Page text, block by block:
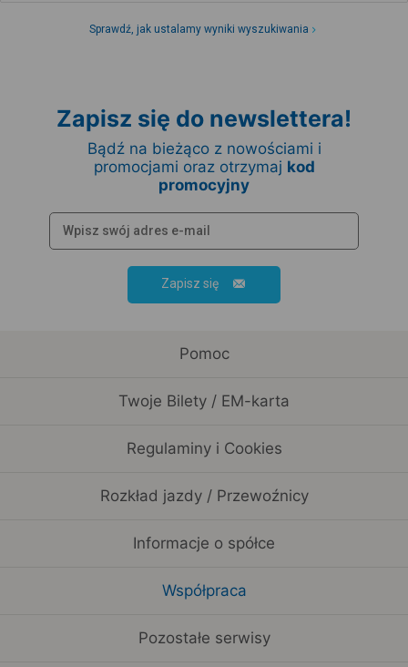
Sprawdź, jak ustalamy wyniki wyszukiwania
Zapisz się do newslettera!
Bądź na bieżąco z nowościami i
promocjami oraz otrzymaj kod
promocyjny
Zapisz się
Pomoc
Twoje Bilety / EM-karta
Regulaminy i Cookies
Rozkład jazdy / Przewoźnicy
Informacje o spółce
Współpraca
Pozostałe serwisy